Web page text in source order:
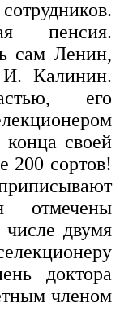
пенсия.
сам Ленин,
Калинин.
его
своей
200 сортов!
отмечены
двумя
доктора
членом